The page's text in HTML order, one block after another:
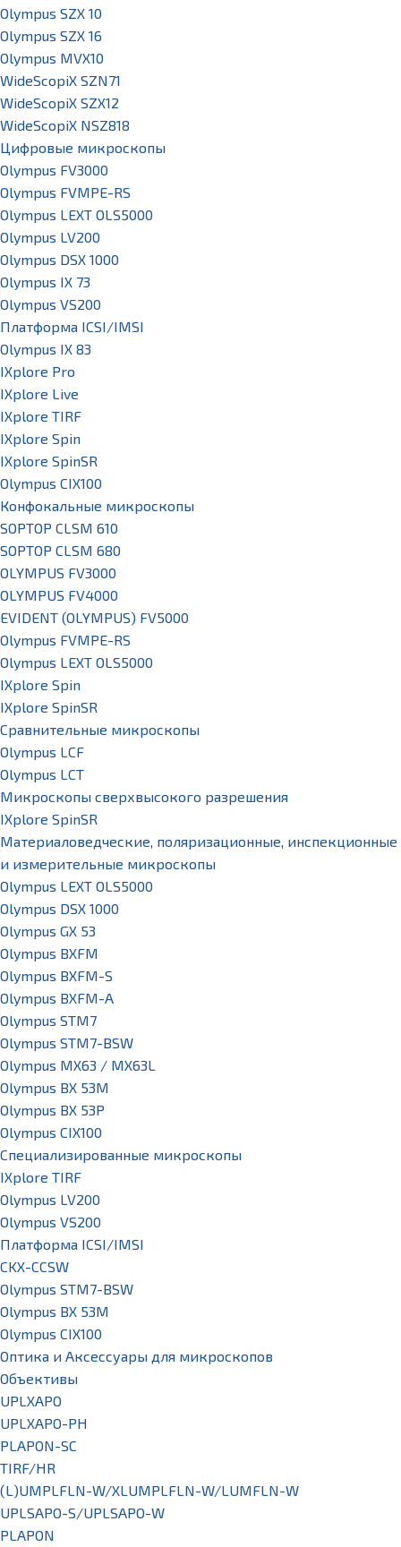
Olympus SZX 10
Olympus SZX 16
Olympus MVX10
WideScopiX SZN71
WideScopiX SZX12
WideScopiX NSZ818
Цифровые микроскопы
Olympus FV3000
Olympus FVMPE-RS
Olympus LEXT OLS5000
Olympus LV200
Olympus DSX 1000
Olympus IX 73
Olympus VS200
Платформа ICSI/IMSI
Olympus IX 83
IXplore Pro
IXplore Live
IXplore TIRF
IXplore Spin
IXplore SpinSR
Olympus CIX100
Конфокальные микроскопы
SOPTOP CLSM 610
SOPTOP CLSM 680
OLYMPUS FV3000
OLYMPUS FV4000
EVIDENT (OLYMPUS) FV5000
Olympus FVMPE-RS
Olympus LEXT OLS5000
IXplore Spin
IXplore SpinSR
Сравнительные микроскопы
Olympus LCF
Olympus LCT
Микроскопы сверхвысокого разрешения
IXplore SpinSR
Материаловедческие, поляризационные, инспекционные
и измерительные микроскопы
Olympus LEXT OLS5000
Olympus DSX 1000
Olympus GX 53
Olympus BXFM
Olympus BXFM-S
Olympus BXFM-A
Olympus STM7
Olympus STM7-BSW
Olympus MX63 / MX63L
Olympus BX 53M
Olympus BX 53P
Olympus CIX100
Специализированные микроскопы
IXplore TIRF
Olympus LV200
Olympus VS200
Платформа ICSI/IMSI
CKX-CCSW
Olympus STM7-BSW
Olympus BX 53M
Olympus CIX100
Оптика и Аксессуары для микроскопов
Объективы
UPLXAPO
UPLXAPO-PH
PLAPON-SC
TIRF/HR
(L)UMPLFLN-W/XLUMPLFLN-W/LUMFLN-W
UPLSAPO-S/UPLSAPO-W
PLAPON